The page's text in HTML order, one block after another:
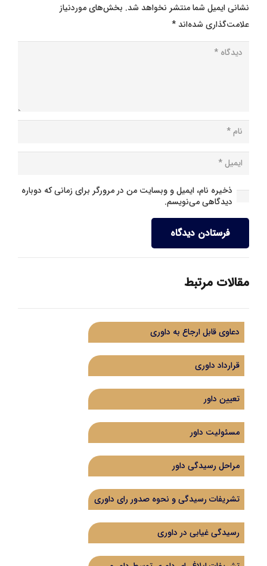
نشانی ایمیل شما منتشر نخواهد شد. بخش‌های موردنیاز
علامت‌گذاری شده‌اند*
ذخیره نام، ایمیل و وبسایت من در مرورگر برای زمانی که دوباره
دیدگاهی می‌نویسم.
فرستادن دیدگاه
مقالات مرتبط
دعاوی قابل ارجاع به داوری
قرارداد داوری
تعیین داور
مسئولیت داور
مراحل رسیدگی داور
تشریفات رسیدگی و نحوه صدور رای داوری
رسیدگی غیابی در داوری